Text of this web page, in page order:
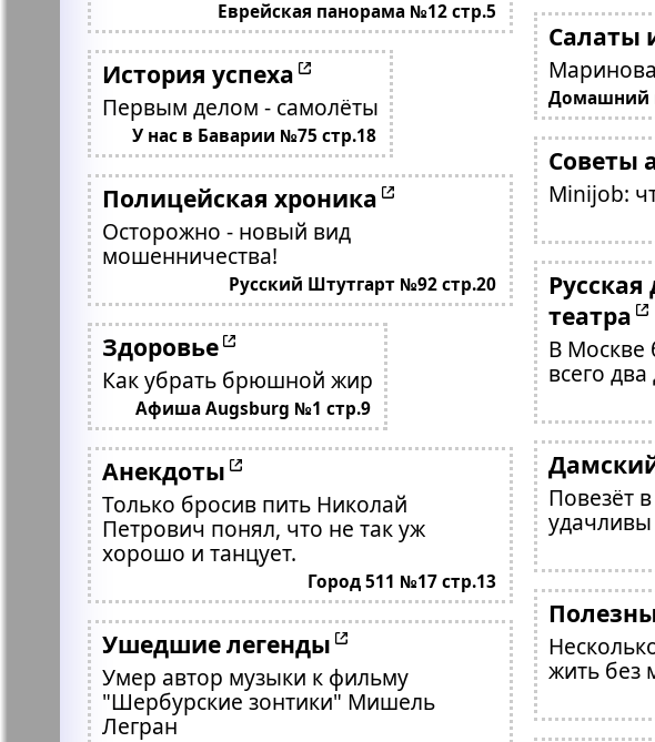
Еврейская панорама №12 стр.5
История успеха
Первым делом - самолёты
У нас в Баварии №75 стр.18
Полицейская хроника
Осторожно - новый вид
мошенничества!
Русский Штутгарт №92 стр.20
Здоровье
Как убрать брюшной жир
Афиша Augsburg №1 стр.9
Анекдоты
Только бросив пить Николай
Петрович понял, что не так уж
хорошо и танцует.
Город 511 №17 стр.13
Ушедшие легенды
Умер автор музыки к фильму
"Шербурские зонтики" Мишель
Легран
Салаты
Домашний
Советы
Minijob:
театра
В Москве
всего два
Повезёт
жить без